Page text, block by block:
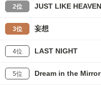
2位 JUST LIKE HEAVEN
3位 妄想
4位 LAST NIGHT
5位 Dream in the Mirror